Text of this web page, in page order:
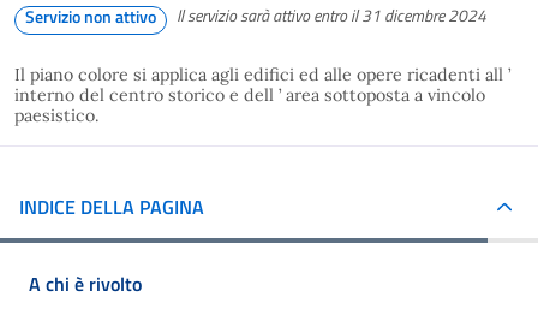
Servizio non attivo Il servizio sarà attivo entro il 31 dicembre 2024
Il piano colore si applica agli edifici ed alle opere ricadenti all ’
interno del centro storico e dell ’ area sottoposta a vincolo
paesistico.
INDICE DELLA PAGINA
A chi è rivolto